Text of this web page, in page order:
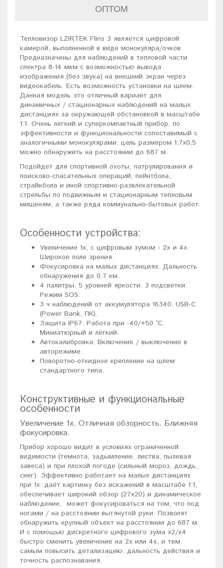
ОПТОМ
Тепловизор LZIRTEK Flins 3 является цифровой
камерой, выполненной в виде монокуляра/очков.
Предназначены для наблюдений в тепловой части
спектра 8-14 мкм с возможностью вывода
изображения (без звука) на внешний экран через
видеокабель. Есть возможность установки на шлем.
Данная модель это отличный вариант для
динамичных / стационарных наблюдений на малых
дистанциях за окружающей обстановкой в масштабе
1:1. Очень лёгкий и суперкомпактный прибор, по
эффективности и функциональности сопоставимый с
аналогичными монокулярами: цель размером 1,7x0,5
можно обнаружить на расстоянии до 687 м.
Подойдет для спортивной охоты, патрулирования и
поисково-спасательных операций, пейнтбола,
страйкбола и иной спортивно-развлекательной
стрельбы по подвижным и стационарным тепловым
мишеням, а также ряда коммунально-бытовых работ.
Особенности устройства:
Увеличение 1x, с цифровым зумом - 2x и 4x.
Широкое поле зрения.
Фокусировка на малых дистанциях. Дальность
обнаружения до 0,7 км.
4 палитры. 5 уровней яркости. 3 подсветки.
Режим SOS.
3 ч наблюдений от аккумулятора 16340. USB-C
(Power Bank, ПК).
Защита IP67. Работа при -40/+50 °C.
Миниатюрный и лёгкий.
Автокалибровка. Включение / выключение в
авторежиме.
Поворотно-откидное крепление на шлем
стандартного типа.
Конструктивные и функциональные
особенности
Увеличение 1x. Отличная обзорность. Ближняя
фокусировка.
Прибор хорошо видит в условиях ограниченной
видимости (темнота, задымление, листва, пылевая
завеса) и при плохой погоде (сильный мороз, дождь,
снег). Эффективно работает на малых дистанциях
при 1x: даёт картинку без искажений в масштабе 1:1,
обеспечивает широкий обзор (27x20) и динамическое
наблюдение, может фокусироваться на том, что под
ногами / на расстоянии вытянутой руки. Позволят
обнаружить крупный объект на расстоянии до 687 м.
И с помощью дискретного цифрового зума x2/x4
быстро сменить увеличение на 2x или 4x, и тем
самым повысить детализацию, дальность действия и
точность распознавания.